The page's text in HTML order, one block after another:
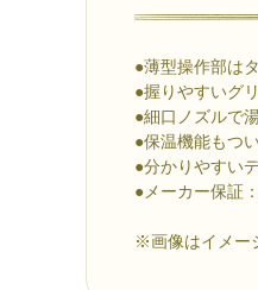
●薄型操作部は
●握りやすいグ
●細口ノズルで
●保温機能もつ
●分かりやすい
●メーカー保証
※画像はイメー